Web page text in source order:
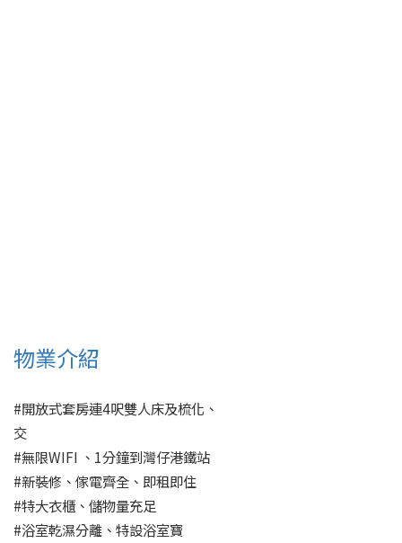
物業介紹
#開放式套房連4呎雙人床及梳化、
交
#無限WIFI 、1分鐘到灣仔港鐵站
#新裝修、傢電齊全、即租即住
#特大衣櫃、儲物量充足
#浴室乾濕分離、特設浴室寶